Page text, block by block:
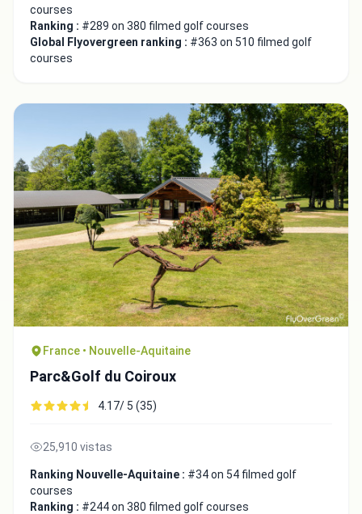
courses
Ranking : #289 on 380 filmed golf courses
Global Flyovergreen ranking : #363 on 510 filmed golf
courses
France • Nouvelle-Aquitaine
Parc&Golf du Coiroux
4.17/ 5 (35)
25,910 vistas
Ranking Nouvelle-Aquitaine : #34 on 54 filmed golf
courses
Ranking : #244 on 380 filmed golf courses
Integrate video
Video choice:
Copy to Clipboard
Embed code